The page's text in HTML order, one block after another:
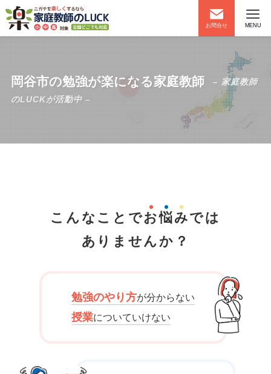
お問合せ MENU
岡谷市の勉強が楽になる家庭教師
– 家庭教師
のLUCKが活動中 –
こんなことでお悩みでは
ありませんか？
勉強のやり方が分からない
授業についていけない